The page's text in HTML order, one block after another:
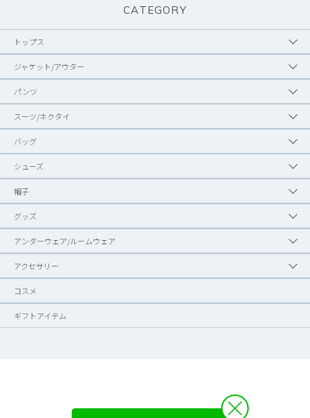
CATEGORY
トップス
ジャケット/アウター
パンツ
スーツ/ネクタイ
バッグ
シューズ
帽子
グッズ
アンダーウェア/ルームウェア
アクセサリー
コスメ
ギフトアイテム